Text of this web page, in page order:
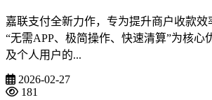
嘉联支付全新力作，专为提升商户收款效
“无需APP、极简操作、快速清算”为核心
及个人用户的...
2026-02-27
181